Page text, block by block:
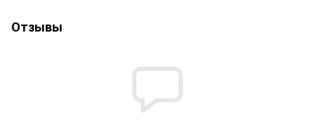
Отзывы